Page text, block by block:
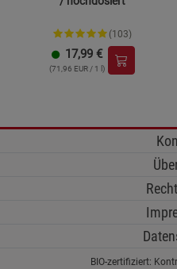
(103)
17,99 €
(71,96 EUR / 1 l)
BIO-zertifiziert: